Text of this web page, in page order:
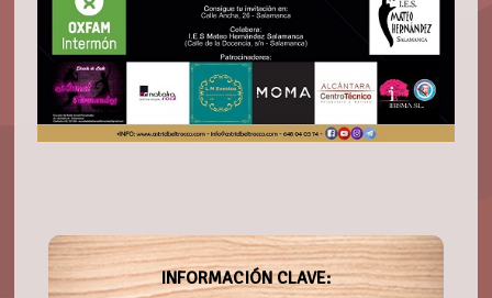
INFORMACIÓN CLAVE: